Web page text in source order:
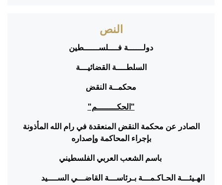
النص
دولــــــة فــــلســــــطين
السلطــــة القضائيـــة
محكمــة النقض
"الحكــــــــم"
الصادر عن محكمة النقض المنعقدة في رام الله المأذونة
بإجراء المحاكمة وإصداره
باسم الشعب العربي الفلسطيني
الهـيئـــة الحـاكـمـــة بـرئاســـة القاضـــي الســــيد